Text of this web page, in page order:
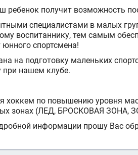
ребенок получит возможность
специалистами в малых
воспитаннику, тем самым
спортсмена!
на подготовку маленьких
нашем клубе.
хоккем по повышению уровня
зонах (ЛЕД, БРОСКОВАЯ ЗОНА,
информации прошу Вас